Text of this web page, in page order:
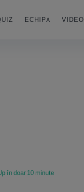
ECHIPA VIDEO
în doar 10 minute